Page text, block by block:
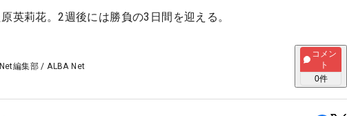
英莉花。2週後には勝負の3日間を迎える。
編集部 /ALBA Net
コメン
ト
0件